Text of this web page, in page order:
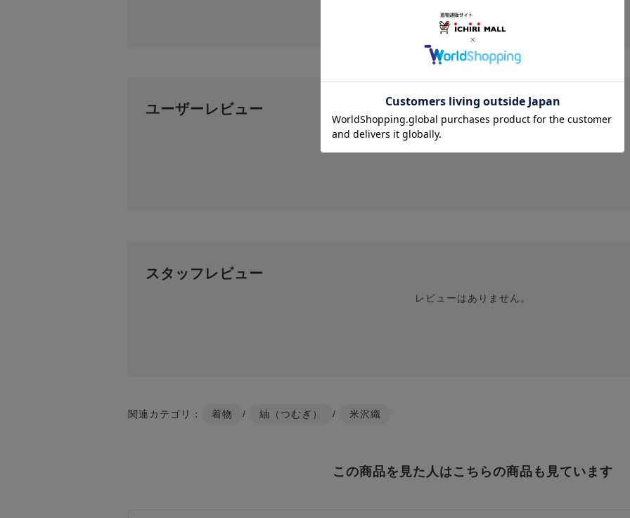
投稿画像はありません。
ユーザーレビュー
レビューはありません。
スタッフレビュー
レビューはありません。
関連カテゴリ： 着物 / 紬（つむぎ） / 米沢織
この商品を見た人はこちらの商品も見ています